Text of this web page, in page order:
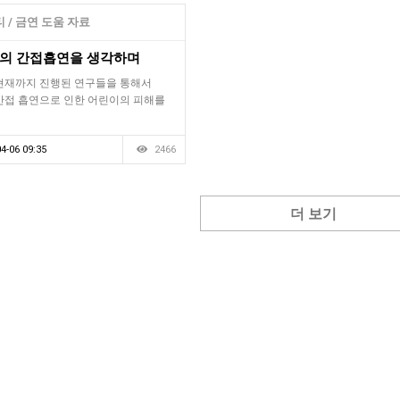
/ 금연 도움 자료
간접흡연을 생각하며
재까지 진행된 연구들을 통해서
접 흡연으로 인한 어린이의 피해를
06 09:35 2466
더 보기